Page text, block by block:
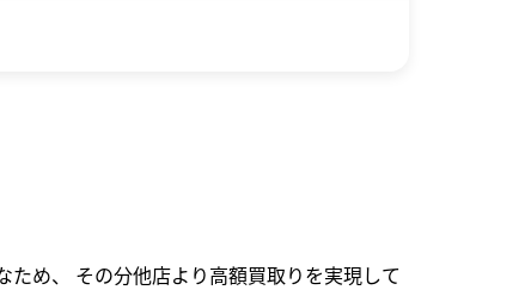
め、 その分他店より高額買取りを実現して